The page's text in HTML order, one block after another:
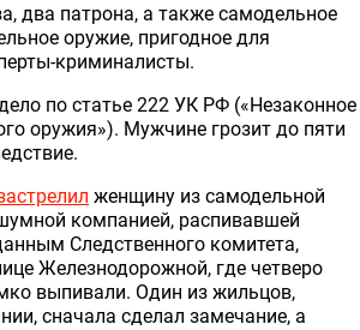
два патрона, а также самодельное
оружие, пригодное для
криминалисты.
по статье 222 УК РФ («Незаконное
оружия»). Мужчине грозит до пяти
женщину из самодельной
компанией, распивавшей
Следственного комитета,
Железнодорожной, где четверо
выпивали. Один из жильцов,
сначала сделал замечание, а